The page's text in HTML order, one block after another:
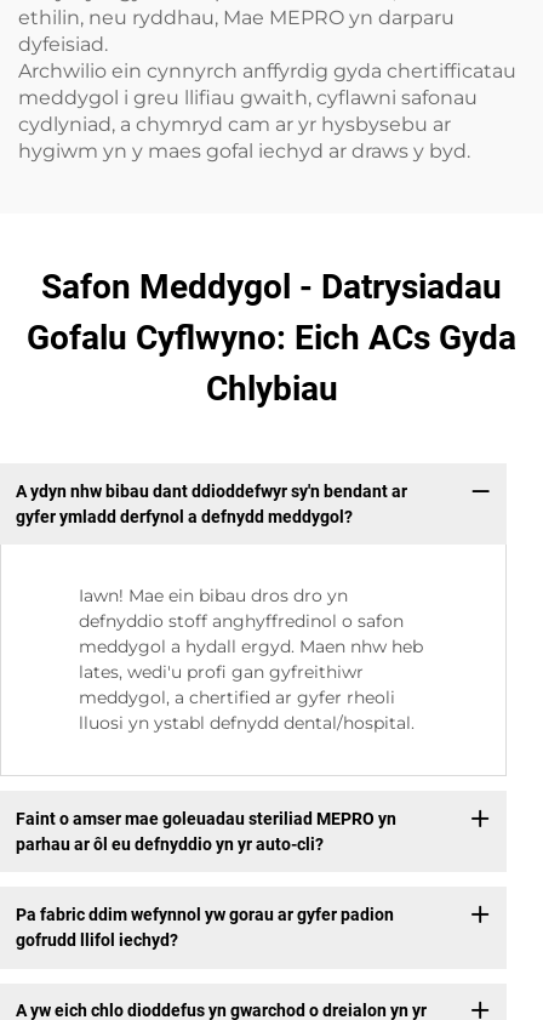
ethilin, neu ryddhau, Mae MEPRO yn darparu
dyfeisiad.
Archwilio ein cynnyrch anffyrdig gyda chertifficatau
meddygol i greu llifiau gwaith, cyflawni safonau
cydlyniad, a chymryd cam ar yr hysbysebu ar
hygiwm yn y maes gofal iechyd ar draws y byd.
Safon Meddygol - Datrysiadau
Gofalu Cyflwyno: Eich ACs Gyda
Chlybiau
A ydyn nhw bibau dant ddioddefwyr sy'n bendant ar
gyfer ymladd derfynol a defnydd meddygol?
Iawn! Mae ein bibau dros dro yn
defnyddio stoff anghyffredinol o safon
meddygol a hydall ergyd. Maen nhw heb
lates, wedi'u profi gan gyfreithiwr
meddygol, a chertified ar gyfer rheoli
lluosi yn ystabl defnydd dental/hospital.
Faint o amser mae goleuadau steriliad MEPRO yn
parhau ar ôl eu defnyddio yn yr auto-cli?
Pa fabric ddim wefynnol yw gorau ar gyfer padion
gofrudd llifol iechyd?
A yw eich chlo dioddefus yn gwarchod o dreialon yn yr